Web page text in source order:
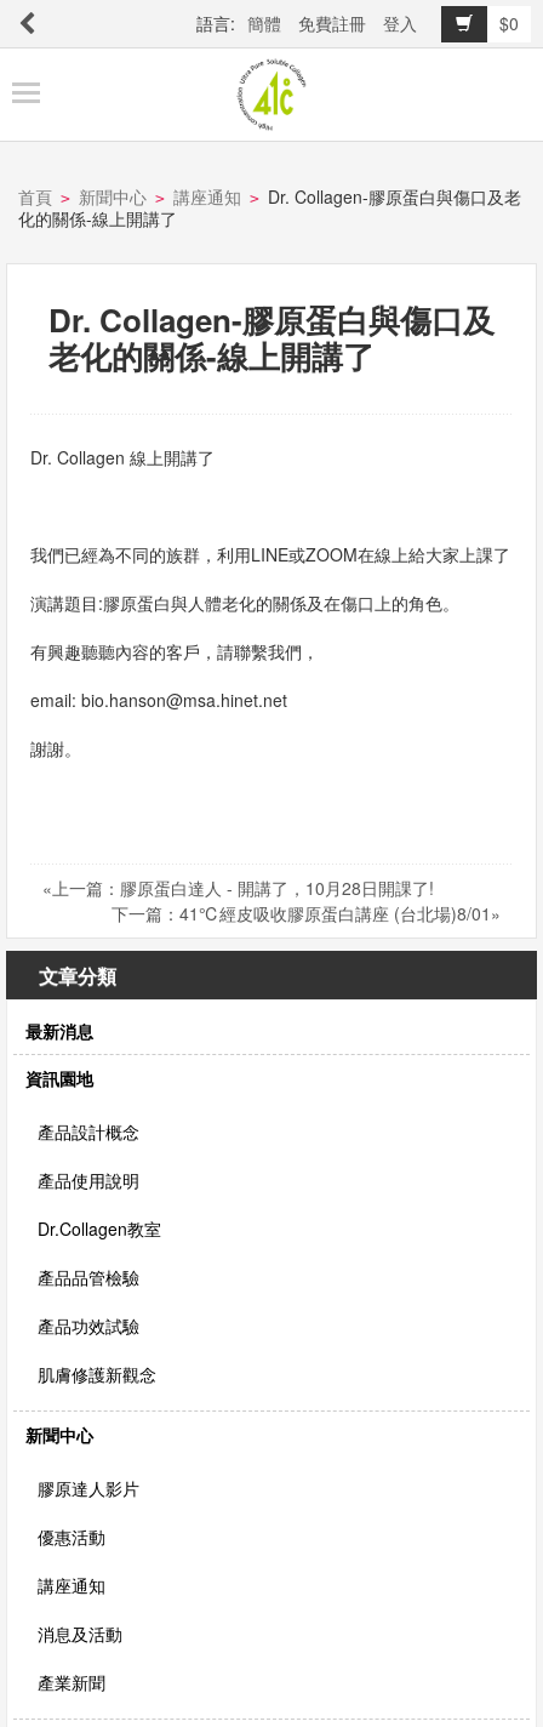
語言: 簡體 免費註冊 登入
$0
品
最
息
資
園
地
物
明
聯
絡
我
首頁 > 新聞中心 > 講座通知 > Dr. Collagen-膠原蛋白與傷口及老
化的關係-線上開講了
Dr. Collagen-膠原蛋白與傷口及
老化的關係-線上開講了
Dr. Collagen 線上開講了
我們已經為不同的族群，利用LINE或ZOOM在線上給大家上課了
演講題目:膠原蛋白與人體老化的關係及在傷口上的角色。
有興趣聽聽內容的客戶，請聯繫我們，
email: bio.hanson@msa.hinet.net
謝謝。
«上一篇：膠原蛋白達人 - 開講了，10月28日開課了!
下一篇：41℃經皮吸收膠原蛋白講座 (台北場)8/01»
文章分類
最新消息
資訊園地
產品設計概念
產品使用說明
Dr.Collagen教室
產品品管檢驗
產品功效試驗
肌膚修護新觀念
新聞中心
膠原達人影片
優惠活動
講座通知
消息及活動
產業新聞